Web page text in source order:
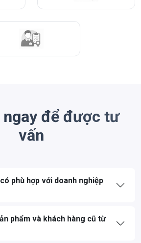
để được tư
vấn
phù hợp với doanh nghiệp
phẩm và khách hàng cũ từ